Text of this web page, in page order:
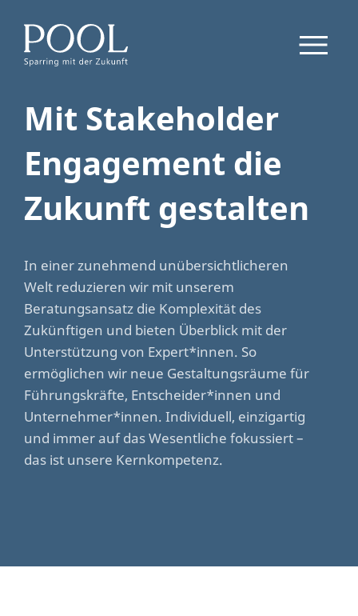
Mit Stakeholder
Engagement die
Zukunft gestalten
In einer zunehmend unübersichtlicheren
Welt reduzieren wir mit unserem
Beratungsansatz die Komplexität des
Zukünftigen und bieten Überblick mit der
Unterstützung von Expert*innen. So
ermöglichen wir neue Gestaltungsräume für
Führungskräfte, Entscheider*innen und
Unternehmer*innen. Individuell, einzigartig
und immer auf das Wesentliche fokussiert –
das ist unsere Kernkompetenz.